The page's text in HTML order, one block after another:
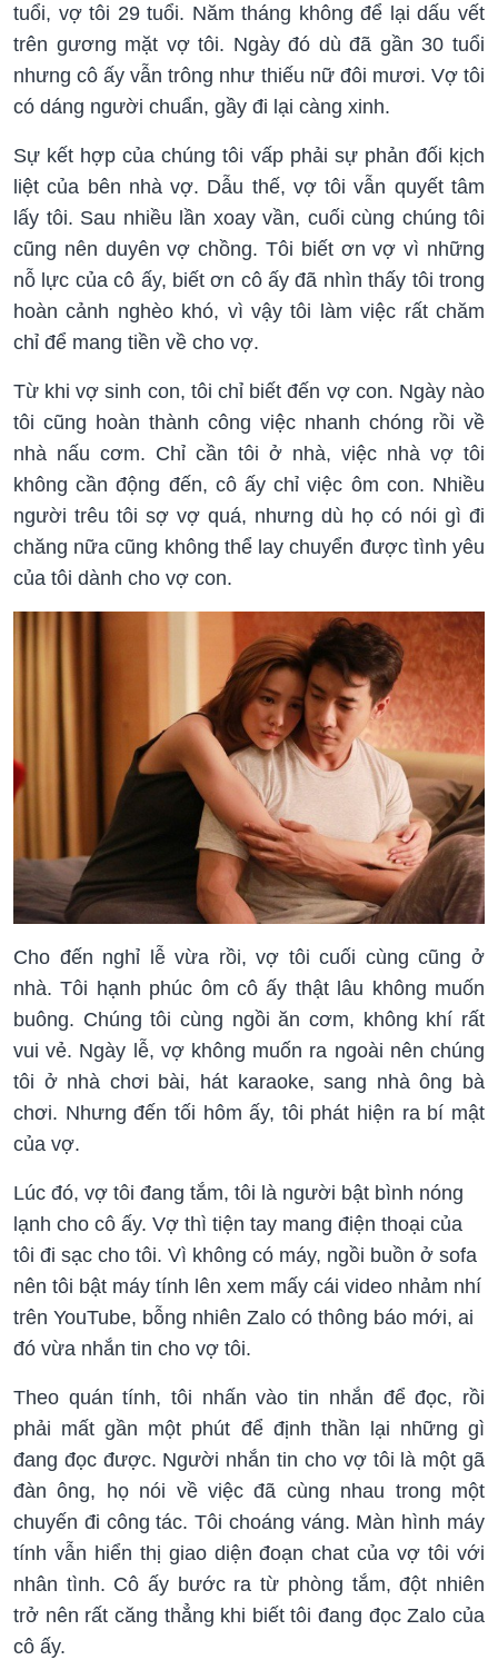
tuổi, vợ tôi 29 tuổi. Năm tháng không để lại dấu vết
trên gương mặt vợ tôi. Ngày đó dù đã gần 30 tuổi
nhưng cô ấy vẫn trông như thiếu nữ đôi mươi. Vợ tôi
có dáng người chuẩn, gầy đi lại càng xinh.
Sự kết hợp của chúng tôi vấp phải sự phản đối kịch
liệt của bên nhà vợ. Dẫu thế, vợ tôi vẫn quyết tâm
lấy tôi. Sau nhiều lần xoay vần, cuối cùng chúng tôi
cũng nên duyên vợ chồng. Tôi biết ơn vợ vì những
nỗ lực của cô ấy, biết ơn cô ấy đã nhìn thấy tôi trong
hoàn cảnh nghèo khó, vì vậy tôi làm việc rất chăm
chỉ để mang tiền về cho vợ.
Từ khi vợ sinh con, tôi chỉ biết đến vợ con. Ngày nào
tôi cũng hoàn thành công việc nhanh chóng rồi về
nhà nấu cơm. Chỉ cần tôi ở nhà, việc nhà vợ tôi
không cần động đến, cô ấy chỉ việc ôm con. Nhiều
người trêu tôi sợ vợ quá, nhưng dù họ có nói gì đi
chăng nữa cũng không thể lay chuyển được tình yêu
của tôi dành cho vợ con.
Cho đến nghỉ lễ vừa rồi, vợ tôi cuối cùng cũng ở
nhà. Tôi hạnh phúc ôm cô ấy thật lâu không muốn
buông. Chúng tôi cùng ngồi ăn cơm, không khí rất
vui vẻ. Ngày lễ, vợ không muốn ra ngoài nên chúng
tôi ở nhà chơi bài, hát karaoke, sang nhà ông bà
chơi. Nhưng đến tối hôm ấy, tôi phát hiện ra bí mật
của vợ.
Lúc đó, vợ tôi đang tắm, tôi là người bật bình nóng
lạnh cho cô ấy. Vợ thì tiện tay mang điện thoại của
tôi đi sạc cho tôi. Vì không có máy, ngồi buồn ở sofa
nên tôi bật máy tính lên xem mấy cái video nhảm nhí
trên YouTube, bỗng nhiên Zalo có thông báo mới, ai
đó vừa nhắn tin cho vợ tôi.
Theo quán tính, tôi nhấn vào tin nhắn để đọc, rồi
phải mất gần một phút để định thần lại những gì
đang đọc được. Người nhắn tin cho vợ tôi là một gã
đàn ông, họ nói về việc đã cùng nhau trong một
chuyến đi công tác. Tôi choáng váng. Màn hình máy
tính vẫn hiển thị giao diện đoạn chat của vợ tôi với
nhân tình. Cô ấy bước ra từ phòng tắm, đột nhiên
trở nên rất căng thẳng khi biết tôi đang đọc Zalo của
cô ấy.